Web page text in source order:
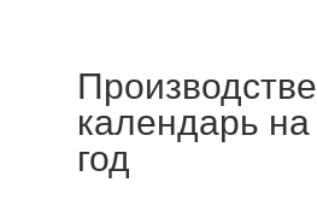
календарь
год